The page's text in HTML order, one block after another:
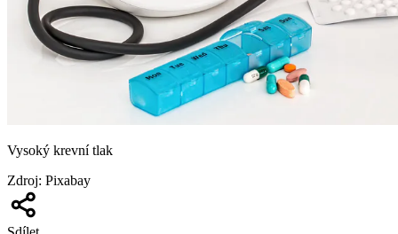
Vysoký krevní tlak
Zdroj: Pixabay